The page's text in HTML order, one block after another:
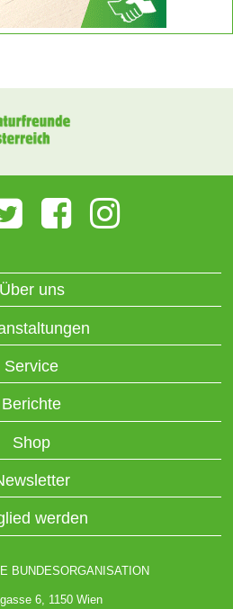
Über uns
Service
Berichte
Shop
werden
BUNDESORGANISATION
6, 1150 Wien